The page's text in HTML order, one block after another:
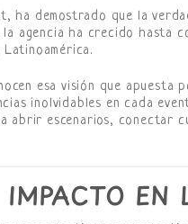
ha demostrado que la
agencia ha crecido hasta
esa visión que apuesta
inolvidables en cada
abrir escenarios, conectar
EN